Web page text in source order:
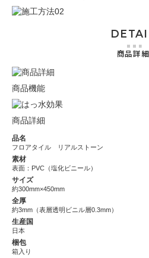
商品詳細
商品機能
商品詳細
品名
フロアタイル リアルストーン
素材
表面：PVC（塩化ビニール）
サイズ
約300mm×450mm
全厚
約3mm（表層透明ビニル層0.3mm）
生産国
日本
梱包
箱入り